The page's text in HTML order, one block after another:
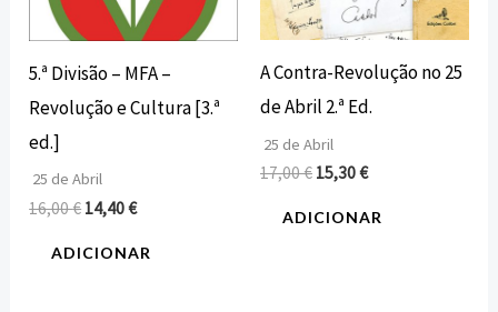
5.ª Divisão – MFA –
Revolução e Cultura [3.ª
ed.]
25 de Abril
16,00€ 14,40€
ADICIONAR
A Contra-Revolução no 25
de Abril 2.ª Ed.
25 de Abril
17,00€ 15,30€
ADICIONAR